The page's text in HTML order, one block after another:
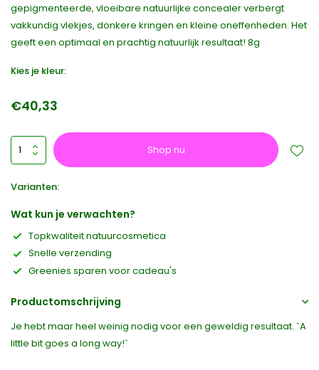
gepigmenteerde, vloeibare natuurlijke concealer verbergt
vakkundig vlekjes, donkere kringen en kleine oneffenheden. Het
geeft een optimaal en prachtig natuurlijk resultaat! 8g
Kies je kleur:
€40,33
Shop nu
Varianten:
Wat kun je verwachten?
Topkwaliteit natuurcosmetica
Snelle verzending
Greenies sparen voor cadeau's
Productomschrijving
Je hebt maar heel weinig nodig voor een geweldig resultaat. `A
little bit goes a long way!`